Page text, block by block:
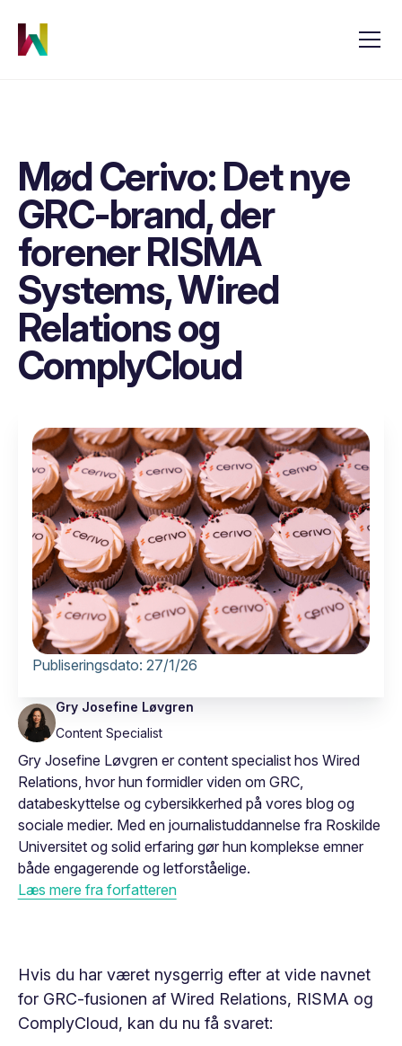
Mød Cerivo: Det nye
GRC-brand, der
forener RISMA
Systems, Wired
Relations og
ComplyCloud
Publiseringsdato: 27/1/26
Gry Josefine Løvgren
Content Specialist
Gry Josefine Løvgren er content specialist hos Wired
Relations, hvor hun formidler viden om GRC,
databeskyttelse og cybersikkerhed på vores blog og
sociale medier. Med en journalistuddannelse fra Roskilde
Universitet og solid erfaring gør hun komplekse emner
både engagerende og letforståelige.
Læs mere fra forfatteren
Hvis du har været nysgerrig efter at vide navnet
for GRC-fusionen af Wired Relations, RISMA og
ComplyCloud, kan du nu få svaret: